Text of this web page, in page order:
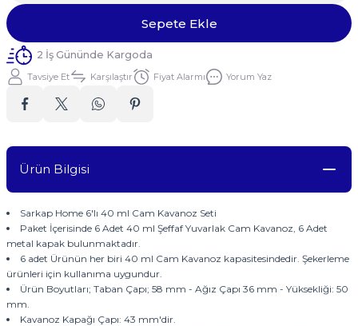
Sepete Ekle
2 İş Gününde Kargoda
Tavsiye Et Karşılaştır Fiyat Alarmı Yorum Yaz
Ürün Bilgisi
Sarkap Home 6'lı 40 ml Cam Kavanoz Seti
Paket İçerisinde 6 Adet 40 ml Şeffaf Yuvarlak Cam Kavanoz, 6 Adet
metal kapak bulunmaktadır.
6 adet Ürünün her biri 40 ml Cam Kavanoz kapasitesindedir. Şekerleme
ürünleri için kullanıma uygundur.
Ürün Boyutları; Taban Çapı; 58 mm - Ağız Çapı 36 mm - Yüksekliği: 50
mm.
Kavanoz Kapağı Çapı: 43 mm'dir.